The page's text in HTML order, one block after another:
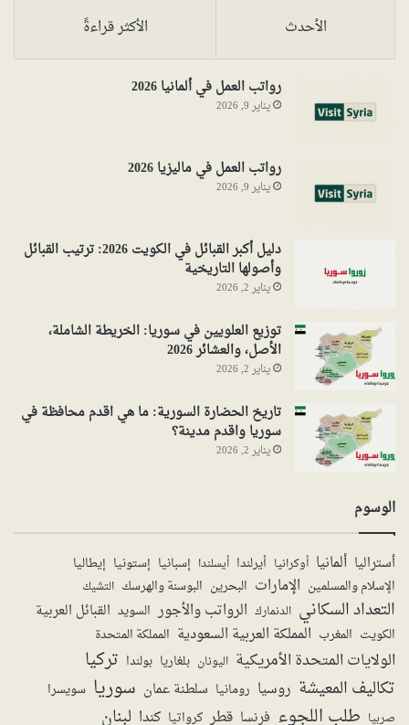
الأحدث الأكثر قراءةً
رواتب العمل في ألمانيا 2026
يناير 9, 2026
رواتب العمل في ماليزيا 2026
يناير 9, 2026
دليل أكبر القبائل في الكويت 2026: ترتيب القبائل
وأصولها التاريخية
يناير 2, 2026
توزيع العلويين في سوريا: الخريطة الشاملة،
الأصل، والعشائر 2026
يناير 2, 2026
تاريخ الحضارة السورية: ما هي اقدم محافظة في
سوريا واقدم مدينة؟
يناير 2, 2026
الوسوم
أستراليا ألمانيا أوكرانيا أيرلندا أيسلندا إسبانيا إستونيا إيطاليا
الإسلام والمسلمين الإمارات البحرين البوسنة والهرسك التشيك
التعداد السكاني الدنمارك الرواتب والأجور السويد القبائل العربية
الكويت المغرب المملكة العربية السعودية المملكة المتحدة
الولايات المتحدة الأمريكية اليونان بلغاريا بولندا تركيا
تكاليف المعيشة روسيا رومانيا سلطنة عمان سوريا سويسرا
صربيا طلب اللجوء فرنسا قطر كرواتيا كندا لبنان